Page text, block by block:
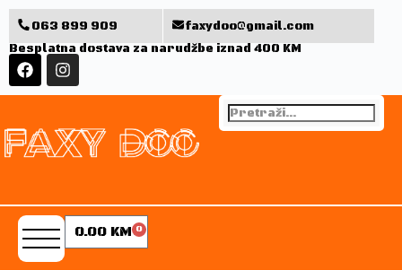
063 899 909
faxydoo@gmail.com
Besplatna dostava za narudžbe iznad 400 KM
0.00 KM 0